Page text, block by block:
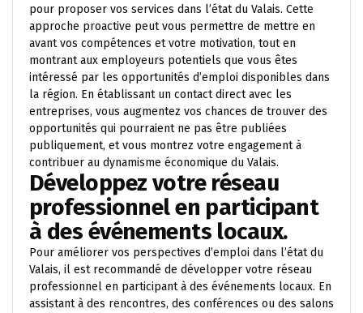
pour proposer vos services dans l’état du Valais. Cette
approche proactive peut vous permettre de mettre en
avant vos compétences et votre motivation, tout en
montrant aux employeurs potentiels que vous êtes
intéressé par les opportunités d’emploi disponibles dans
la région. En établissant un contact direct avec les
entreprises, vous augmentez vos chances de trouver des
opportunités qui pourraient ne pas être publiées
publiquement, et vous montrez votre engagement à
contribuer au dynamisme économique du Valais.
Développez votre réseau
professionnel en participant
à des événements locaux.
Pour améliorer vos perspectives d’emploi dans l’état du
Valais, il est recommandé de développer votre réseau
professionnel en participant à des événements locaux. En
assistant à des rencontres, des conférences ou des salons